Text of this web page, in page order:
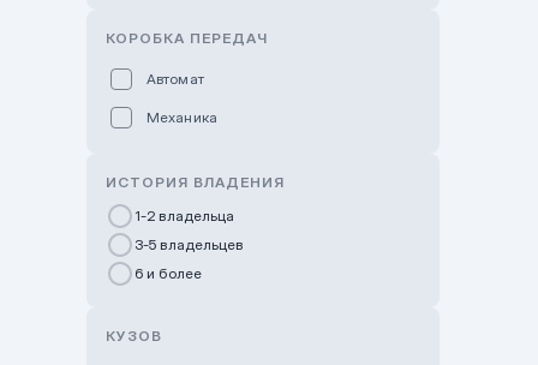
GWM Nurly Zhol
Chery Astana
КОРОБКА ПЕРЕДАЧ
Автомат
Механика
ИСТОРИЯ ВЛАДЕНИЯ
1-2 владельца
3-5 владельцев
6 и более
КУЗОВ